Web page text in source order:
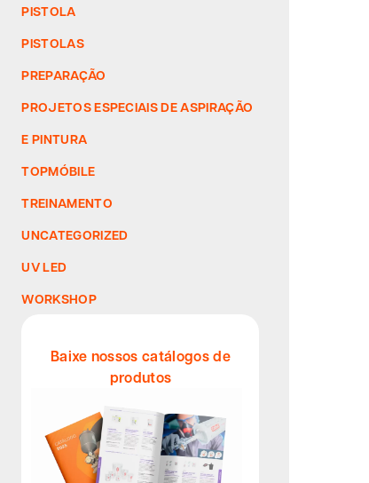
PISTOLA
PISTOLAS
PREPARAÇÃO
PROJETOS ESPECIAIS DE ASPIRAÇÃO
E PINTURA
TOPMÓBILE
TREINAMENTO
UNCATEGORIZED
UV LED
WORKSHOP
Baixe nossos catálogos de
produtos